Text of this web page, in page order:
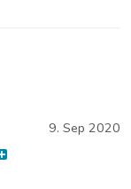
9. Sep 2020